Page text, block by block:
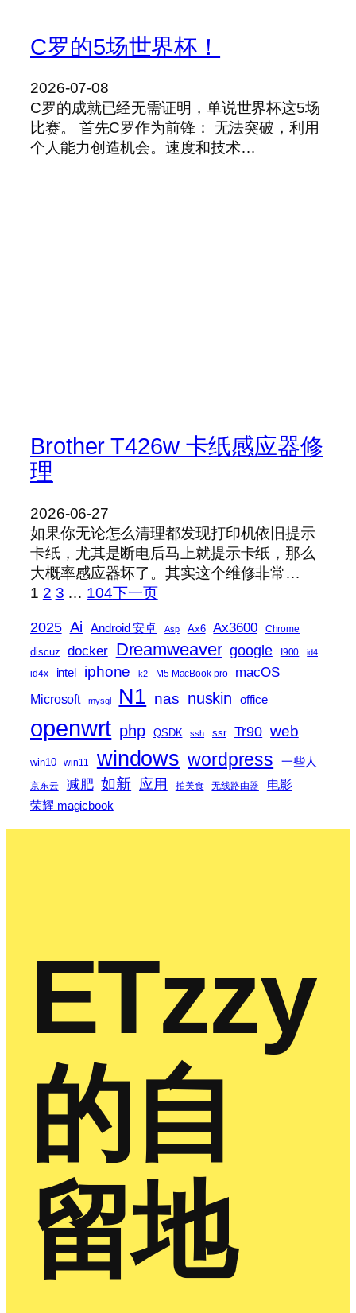
C罗的5场世界杯！
2026-07-08
C罗的成就已经无需证明，单说世界杯这5场
比赛。 首先C罗作为前锋： 无法突破，利用
个人能力创造机会。速度和技术…
Brother T426w 卡纸感应器修
理
2026-06-27
如果你无论怎么清理都发现打印机依旧提示
卡纸，尤其是断电后马上就提示卡纸，那么
大概率感应器坏了。其实这个维修非常…
1 2 3 … 104下一页
2025 Ai Android 安卓 Asp Ax6 Ax3600 Chrome
discuz docker Dreamweaver google I900 id4
id4x intel iphone k2 M5 MacBook pro macOS
Microsoft mysql N1 nas nuskin office
openwrt php QSDK ssh ssr Tr90 web
win10 win11 windows wordpress 一些人
京东云 减肥 如新 应用 拍美食 无线路由器 电影
荣耀 magicbook
ETzzy
的自
留地